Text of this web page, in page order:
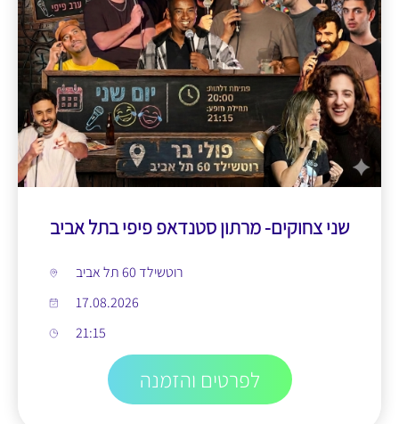
שני צחוקים- מרתון סטנדאפ פיפי בתל אביב
רוטשילד 60 תל אביב
17.08.2026
21:15
לפרטים והזמנה